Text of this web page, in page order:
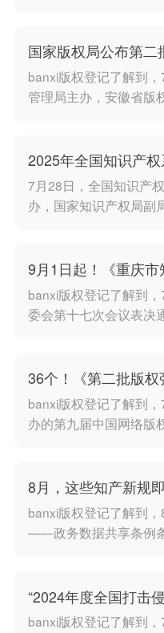
《福建省知识产权保护
四届人民代表大会常务
月30日通过，现予公布
施行。福建省人民代表
国家版权局公布第二
建设典型案例
banxi版权登记了解到
管理局主办，安徽省版
了“2024年度全国打击
权强国建设典型案例”
家版权局网站对外公布
例”名单，共36个典型
2025年全国知识产
作工作会议在京召开
7月28日，全国知识产
办，国家知识产权局副
阶段工作作出部署。会
色社会主义思想，特
实党中央、国务院决策
为知识产权强国建设书
9月1日起！《重庆市
护和促进条例》施行
banxi版权登记了解到
委会第十七次会议表决
新在对其进行解读时介
知识产权综合性法规
护和促进机制《条例》
机制，对知识产权保护
36个！《第二批版权
型案例》发布
banxi版权登记了解到
办的第九届中国网络版
建设的经验做法，共遴
产业服务类10个、版
个、版权执法案件类10
版权产业服务类（10
8月，这些知产新规
banxi版权登记了解到
——政务数据共享条例
一、布局合理、管理协
务大数据体系。并要求
“2024年度全国打击
案件”今日发布
banxi版权登记了解到